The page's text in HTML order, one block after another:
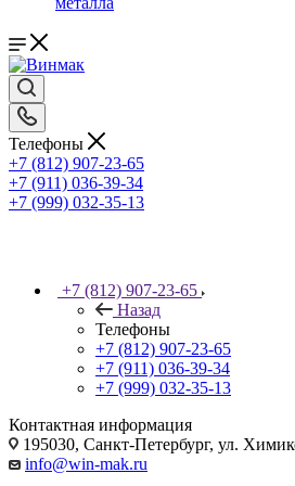
Телефоны
+7 (812) 907-23-65
+7 (911) 036-39-34
+7 (999) 032-35-13
+7 (812) 907-23-65
Назад
Телефоны
+7 (812) 907-23-65
+7 (911) 036-39-34
+7 (999) 032-35-13
Контактная информация
195030, Санкт-Петербург, ул.
info@win-mak.ru